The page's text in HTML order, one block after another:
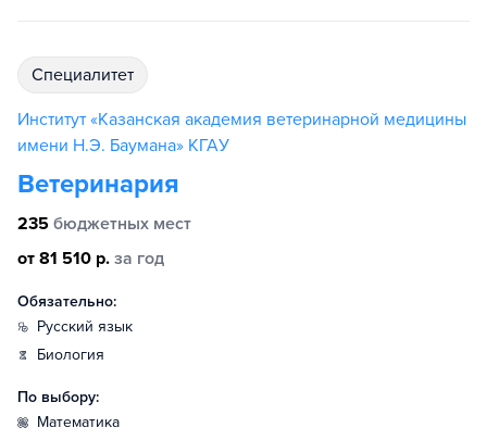
специалитет
Институт «Казанская академия ветеринарной медицины
имени Н.Э. Баумана» КГАУ
Ветеринария
235 бюджетных мест
от 81 510 р. за год
Обязательно:
русский язык
биология
По выбору:
математика